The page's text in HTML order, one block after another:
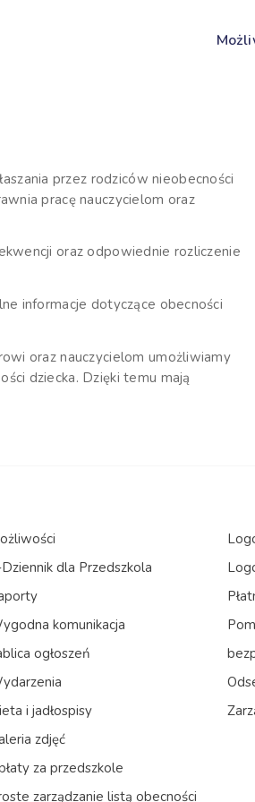
przez rodziców nieobecności
pracę nauczycielom oraz
oraz odpowiednie rozliczenie
informacje dotyczące obecności
oraz nauczycielom umożliwiamy
dziecka. Dzięki temu mają
dla Przedszkola
komunikacja
ogłoszeń
i jadłospisy
zdjęć
za przedszkole
zarządzanie listą obecności